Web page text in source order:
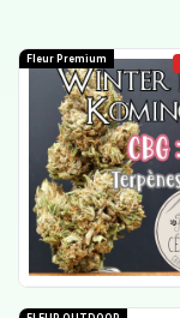
Fleur Premium